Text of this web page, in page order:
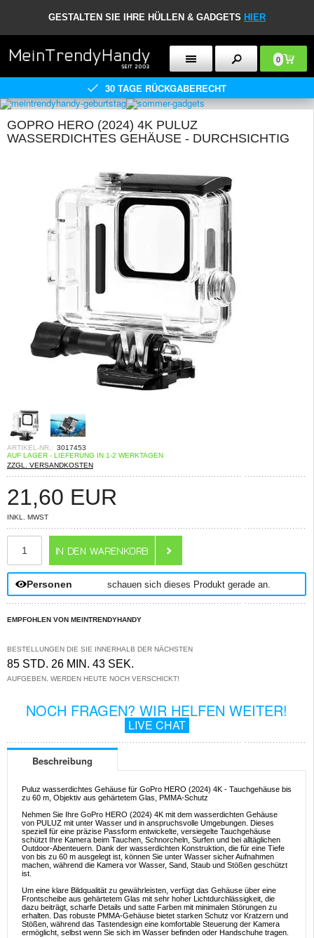
GESTALTEN SIE IHRE HÜLLEN & GADGETS HIER
0
30 TAGE RÜCKGABERECHT
GOPRO HERO (2024) 4K PULUZ
WASSERDICHTES GEHÄUSE - DURCHSICHTIG
ARTIKEL-NR.: 3017453
AUF LAGER - LIEFERUNG IN 1-2 WERKTAGEN
ZZGL. VERSANDKOSTEN
21,60 EUR
INKL. MWST
Personen schauen sich dieses Produkt gerade an.
EMPFOHLEN VON MEINTRENDYHANDY
BESTELLUNGEN DIE SIE INNERHALB DER NÄCHSTEN
85 STD. 26 MIN. 43 SEK.
AUFGEBEN, WERDEN HEUTE NOCH VERSCHICKT!
NOCH FRAGEN? WIR HELFEN WEITER!
LIVE CHAT
Beschreibung
Puluz wasserdichtes Gehäuse für GoPro HERO (2024) 4K - Tauchgehäuse bis
zu 60 m, Objektiv aus gehärtetem Glas, PMMA-Schutz
Nehmen Sie Ihre GoPro HERO (2024) 4K mit dem wasserdichten Gehäuse
von PULUZ mit unter Wasser und in anspruchsvolle Umgebungen. Dieses
speziell für eine präzise Passform entwickelte, versiegelte Tauchgehäuse
schützt Ihre Kamera beim Tauchen, Schnorcheln, Surfen und bei alltäglichen
Outdoor-Abenteuern. Dank der wasserdichten Konstruktion, die für eine Tiefe
von bis zu 60 m ausgelegt ist, können Sie unter Wasser sicher Aufnahmen
machen, während die Kamera vor Wasser, Sand, Staub und Stößen geschützt
ist.
Um eine klare Bildqualität zu gewährleisten, verfügt das Gehäuse über eine
Frontscheibe aus gehärtetem Glas mit sehr hoher Lichtdurchlässigkeit, die
dazu beiträgt, scharfe Details und satte Farben mit minimalen Störungen zu
erhalten. Das robuste PMMA-Gehäuse bietet starken Schutz vor Kratzern und
Stößen, während das Tastendesign eine komfortable Steuerung der Kamera
ermöglicht, selbst wenn Sie sich im Wasser befinden oder Handschuhe tragen.